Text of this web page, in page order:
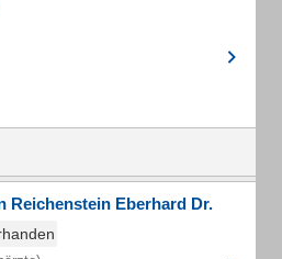
Reichenstein Eberhard Dr.